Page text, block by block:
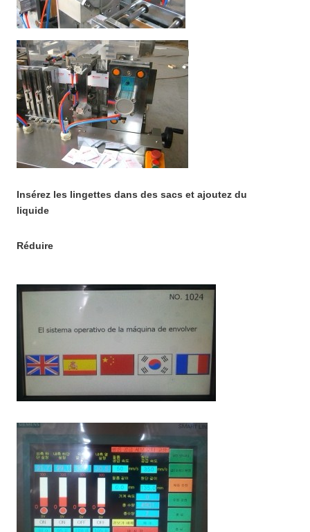
Insérez les lingettes dans des sacs et ajoutez du
liquide
Réduire